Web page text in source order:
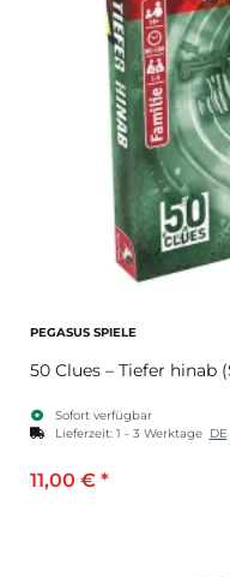
PEGASUS SPIELE
50 Clues – Tiefer hinab
Sofort verfügbar
Lieferzeit: 1 - 3 Werktage DE
11,00 € *